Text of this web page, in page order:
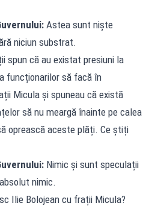
Astea sunt niște
niciun substrat.
spun că au existat presiuni la
funcționarilor să facă în
Micula și spuneau că există
să nu meargă înainte pe calea
oprească aceste plăți. Ce știți
Nimic și sunt speculații
nimic.
Ilie Bolojean cu frații Micula?